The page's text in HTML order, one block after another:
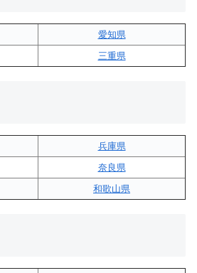
愛知県
三重県
兵庫県
奈良県
和歌山県